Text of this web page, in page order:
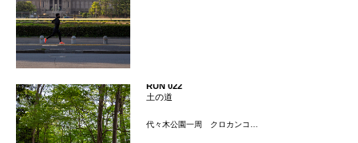
RUN 022
土の道
代々木公園一周 クロカンコ…